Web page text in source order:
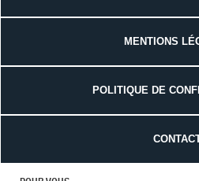
MENTIONS
POLITIQUE DE